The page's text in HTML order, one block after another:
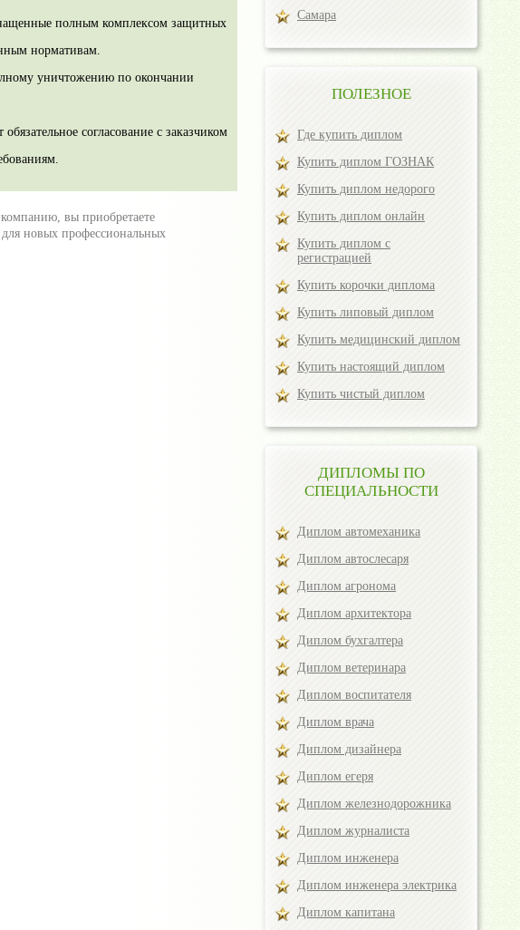
полным комплексом защитных
нормативам.
уничтожению по окончании
согласование с заказчиком
вы приобретаете
новых профессиональных
Самара
ПОЛЕЗНОЕ
Где купить диплом
Купить диплом ГОЗНАК
Купить диплом недорого
Купить диплом онлайн
Купить диплом с
регистрацией
Купить корочки диплома
Купить липовый диплом
Купить медицинский диплом
Купить настоящий диплом
Купить чистый диплом
ДИПЛОМЫ ПО
СПЕЦИАЛЬНОСТИ
Диплом автомеханика
Диплом автослесаря
Диплом агронома
Диплом архитектора
Диплом бухгалтера
Диплом ветеринара
Диплом воспитателя
Диплом врача
Диплом дизайнера
Диплом егеря
Диплом железнодорожника
Диплом журналиста
Диплом инженера
Диплом инженера электрика
Диплом капитана